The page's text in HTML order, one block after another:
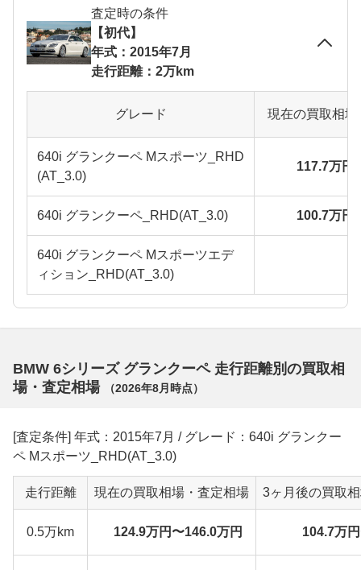
査定時の条件
【初代】
年式：2015年7月
走行距離：2万km
グレード 現在の買取相
640i グランクーペ Mスポーツ_RHD
(AT_3.0)
117.7万円
640i グランクーペ_RHD(AT_3.0) 100.7万円
640i グランクーペ Mスポーツエデ
ィション_RHD(AT_3.0)
BMW 6シリーズ グランクーペ 走行距離別の買取相
場・査定相場
（2026年8月 時点）
[査定条件] 年式：2015年7月 / グレード：640i グランクー
ペ Mスポーツ_RHD(AT_3.0)
走行距離 現在の買取相場・査定相場 3ヶ月後の買取
0.5万km 124.9万円〜146.0万円 104.7万